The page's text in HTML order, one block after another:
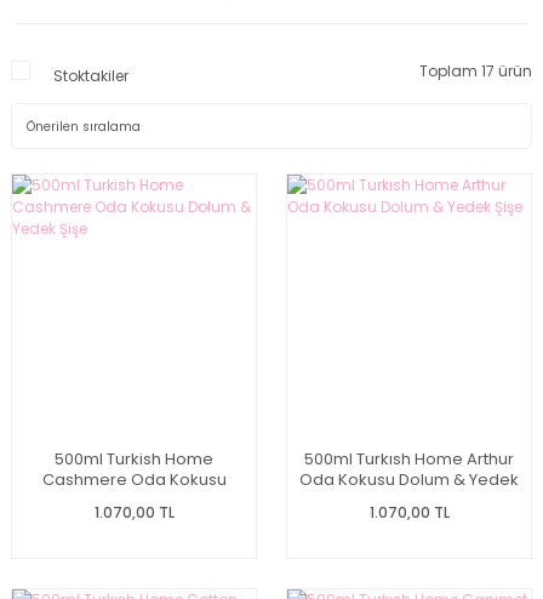
Stoktakiler Toplam 17 ürün
500ml Turkish Home
Cashmere Oda Kokusu
1.070,00 TL
500ml Turkısh Home Arthur
Oda Kokusu Dolum & Yedek
1.070,00 TL